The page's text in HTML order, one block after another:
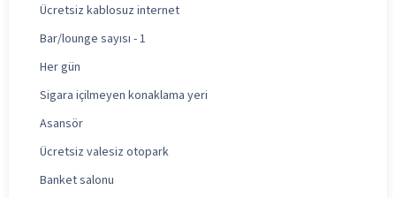
Ücretsiz kablosuz internet
Bar/lounge sayısı - 1
Her gün
Sigara içilmeyen konaklama yeri
Asansör
Ücretsiz valesiz otopark
Banket salonu